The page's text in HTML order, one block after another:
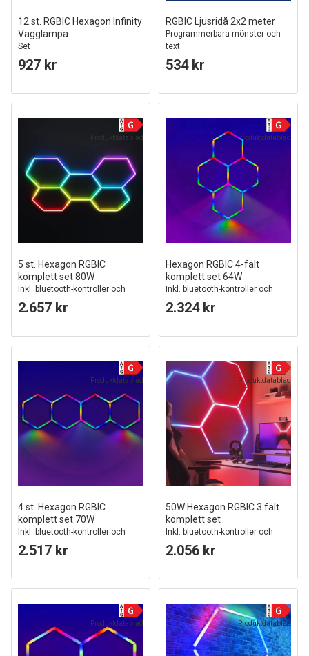
12 st. RGBIC Hexagon Infinity
Vägglampa
Set
927 kr
RGBIC Ljusridå 2x2 meter
Programmerbara mönster och
text
534 kr
Produktdatablad
5 st. Hexagon RGBIC
komplett set 80W
Inkl. bluetooth-kontroller och
strömförsörjning
2.657 kr
Produktdatablad
Hexagon RGBIC 4-fält
komplett set 64W
Inkl. bluetooth-kontroller och
strömförsörjning
2.324 kr
Produktdatablad
4 st. Hexagon RGBIC
komplett set 70W
Inkl. bluetooth-kontroller och
strömförsörjning
2.517 kr
Produktdatablad
50W Hexagon RGBIC 3 fält
komplett set
Inkl. bluetooth-kontroller och
strömförsörjning
2.056 kr
Produktdatablad Produktdatablad